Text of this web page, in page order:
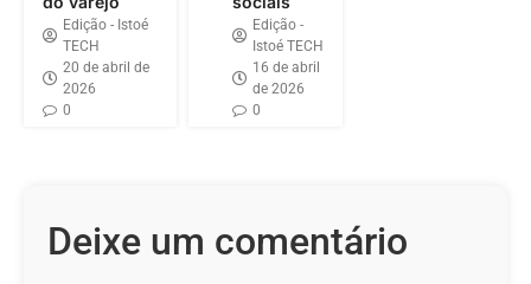
Edição - Istoé
TECH
20 de abril de
2026
0
Edição -
Istoé TECH
16 de abril
de 2026
0
Deixe um comentário